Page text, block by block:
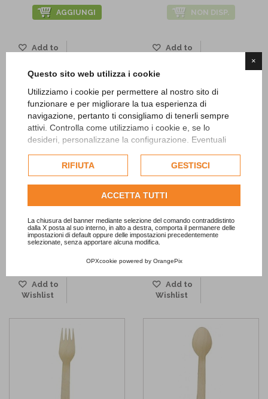
×
Questo sito web utilizza i cookie
Utilizziamo i cookie per permettere al nostro sito di
funzionare e per migliorare la tua esperienza di
navigazione, pertanto ti consigliamo di tenerli sempre
attivi. Controlla come utilizziamo i cookie e, se lo
desideri, personalizzane la configurazione. Eventuali
esclusivamente previa acquisizione del consenso
dell'utente.
Consulta l'informativa cookie completa.
RIFIUTA GESTISCI
ACCETTA TUTTI
La chiusura del banner mediante selezione del comando contraddistinto
dalla X posta al suo interno, in alto a destra, comporta il permanere delle
impostazioni di default oppure delle impostazioni precedentemente
selezionate, senza apportare alcuna modifica.
OPXcookie powered by OrangePix
AGGIUNGI
Add to
NON DISP.
Add to
1,50 €
Add to
Wishlist
16,90 €
Add to
Wishlist